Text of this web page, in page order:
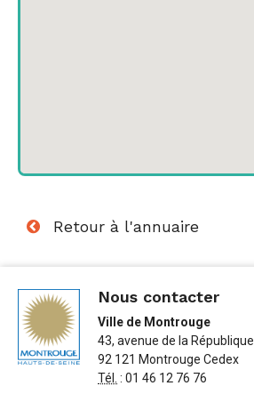
Retour à l'annuaire
Nous contacter
Ville de Montrouge
43, avenue de la République
92 121 Montrouge Cedex
Tél.
: 01 46 12 76 76